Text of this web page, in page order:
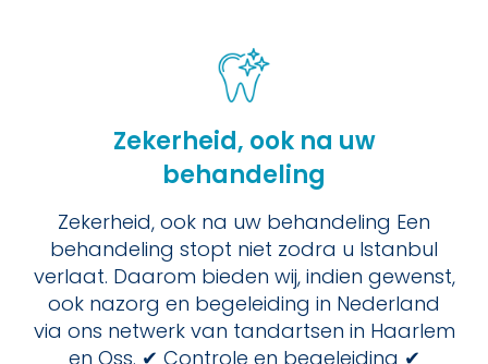
Zekerheid, ook na uw
behandeling
Zekerheid, ook na uw behandeling Een
behandeling stopt niet zodra u Istanbul
verlaat. Daarom bieden wij, indien gewenst,
ook nazorg en begeleiding in Nederland
via ons netwerk van tandartsen in Haarlem
en Oss. ✔ Controle en begeleiding ✔